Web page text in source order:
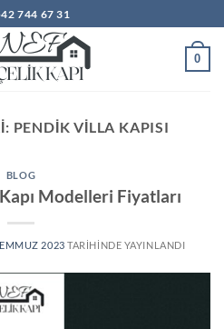
744 67 31
0
PENDIK VILLA KAPISI
BLOG
Modelleri Fiyatları
2023 TARIHINDE YAYINLANDI